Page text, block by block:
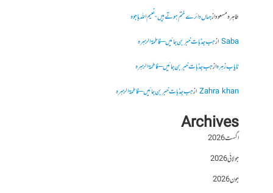
طاہرہ مسعودازجہاں دائرے ختم ہوتے ہیں- نعیم اللہ باجوہ
Sabaازجب جذبات خبر بن جائیں – فاطمۃالزہرہ
نایاب زہرہازجب جذبات خبر بن جائیں – فاطمۃالزہرہ
Zahra khanازجب جذبات خبر بن جائیں – فاطمۃالزہرہ
Archives
اگست 2026
جولائی 2026
جون 2026